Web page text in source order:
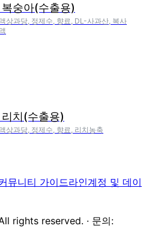
숭아(수출용)
상과당, 정제수, 향료, DL-사과산, 복사
치(수출용)
상과당, 정제수, 향료, 리치농축
뮤니티 가이드라인계정 및 데이
rights reserved. · 문의: